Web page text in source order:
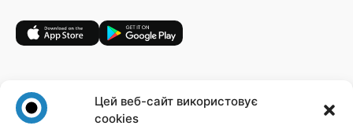
Цей веб-сайт використовує
cookies
sales@novatalks.com.ua
Форма зворотного зв'язку